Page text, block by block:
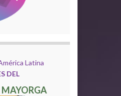
Latina
DEL
MAYORGA